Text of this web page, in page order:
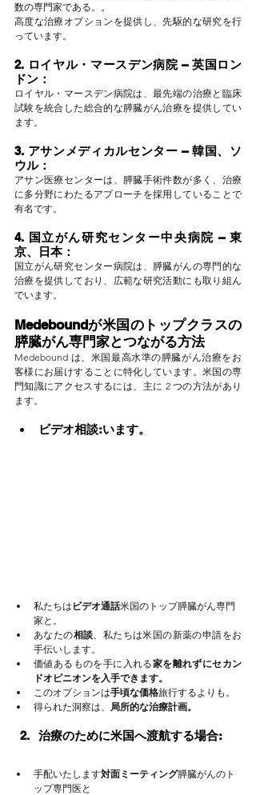
数の専門家である。 。
高度な治療オプションを提供し、先駆的な研究を行
っています。
2. ロイヤル・マースデン病院 – 英国ロン
ドン：
ロイヤル・マースデン病院は、最先端の治療と臨床
試験を統合した総合的な膵臓がん治療を提供してい
ます。
3. アサンメディカルセンター – 韓国、ソ
ウル：
アサン医療センターは、膵臓手術件数が多く、治療
に多分野にわたるアプローチを採用していることで
有名です。
4. 国立がん研究センター中央病院 – 東
京、日本：
国立がん研究センター病院は、膵臓がんの専門的な
治療を提供しており、広範な研究活動にも取り組ん
でいます。
Medeboundが米国のトップクラスの
膵臓がん専門家とつながる方法
Medebound は、米国最高水準の膵臓がん治療をお
客様にお届けすることに特化しています。米国の専
門知識にアクセスするには、主に 2 つの方法があり
ます。
ビデオ相談:います。
私たちは ビデオ通話米国のトップ膵臓がん専門
家と。
あなたの相談 、私たちは米国の新薬の申請をお
手伝いします。
価値あるものを手に入れる家を離れずにセカン
ドオピニオンを入手できます。
このオプションは手頃な価格旅行するよりも。
得られた洞察は、 局所的な治療計画。
治療のために米国へ渡航する場合:
手配いたします対面ミーティング膵臓がんのト
ップ専門医と